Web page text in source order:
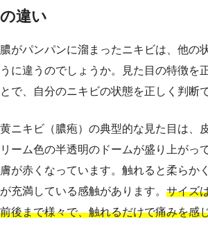
の違い
膿がパンパンに溜まったニキビは、他の
うに違うのでしょうか。見た目の特徴を
とで、自分のニキビの状態を正しく判断
黄ニキビ（膿疱）の典型的な見た目は、
リーム色の半透明のドームが盛り上がっ
膚が赤くなっています。触れると柔らか
が充満している感触があります。 サイズ
前後まで様々で、触れるだけで痛みを感